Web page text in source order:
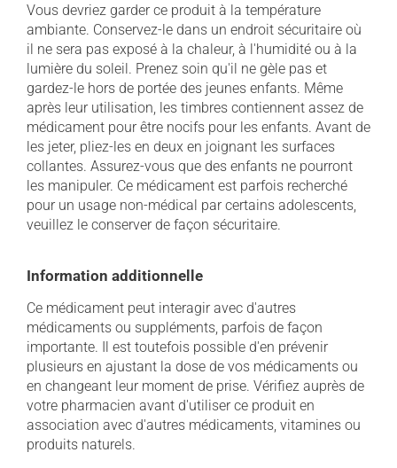
Vous devriez garder ce produit à la température
ambiante. Conservez-le dans un endroit sécuritaire où
il ne sera pas exposé à la chaleur, à l'humidité ou à la
lumière du soleil. Prenez soin qu'il ne gèle pas et
gardez-le hors de portée des jeunes enfants. Même
après leur utilisation, les timbres contiennent assez de
médicament pour être nocifs pour les enfants. Avant de
les jeter, pliez-les en deux en joignant les surfaces
collantes. Assurez-vous que des enfants ne pourront
les manipuler. Ce médicament est parfois recherché
pour un usage non-médical par certains adolescents,
veuillez le conserver de façon sécuritaire.
Information additionnelle
Ce médicament peut interagir avec d'autres
médicaments ou suppléments, parfois de façon
importante. Il est toutefois possible d'en prévenir
plusieurs en ajustant la dose de vos médicaments ou
en changeant leur moment de prise. Vérifiez auprès de
votre pharmacien avant d'utiliser ce produit en
association avec d'autres médicaments, vitamines ou
produits naturels.